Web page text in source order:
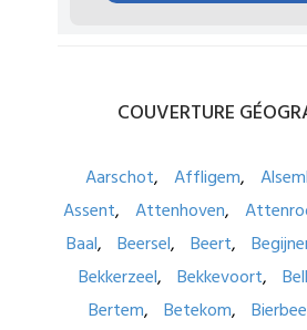
COUVERTURE
Aarschot Affligem
Assent
Attenhoven
Baal
Beersel Beert
Bekkerzeel
Bekkevoort
Bertem
Betekom